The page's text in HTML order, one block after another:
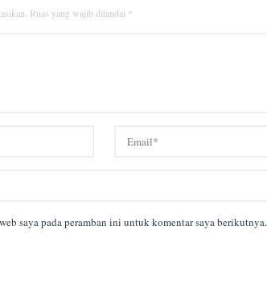
Ruas yang wajib ditandai *
saya pada peramban ini untuk komentar saya berikutnya.